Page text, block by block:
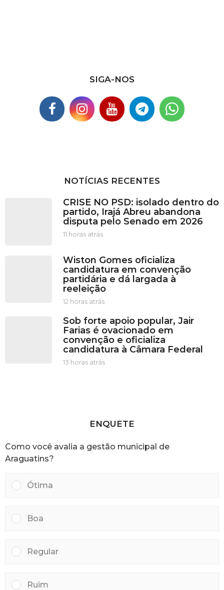
SIGA-NOS
NOTÍCIAS RECENTES
CRISE NO PSD: isolado dentro do
partido, Irajá Abreu abandona
disputa pelo Senado em 2026
11 horas atrás1
o
r
a
s
a
r
á
s
Wiston Gomes oficializa
candidatura em convenção
partidária e dá largada à
reeleição
12 horas atrás1
h
o
r
a
Sob forte apoio popular, Jair
Farias é ovacionado em
convenção e oficializa
candidatura à Câmara Federal
13 horas atrás1
s
a
r
ENQUETE
Como você avalia a gestão municipal de
Araguatins?
Ótima
Boa
Regular
Ruim